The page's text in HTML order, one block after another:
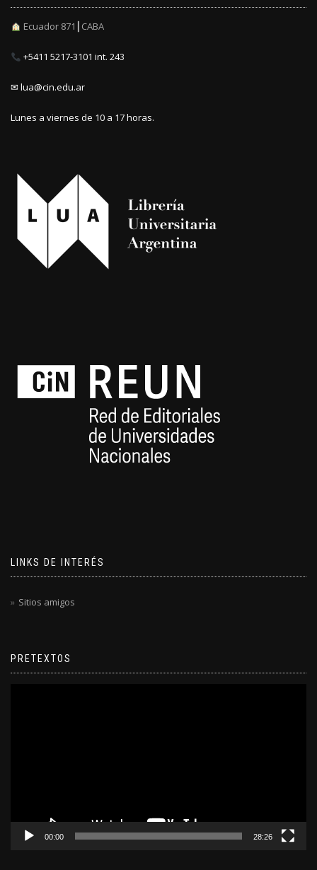
Ecuador 871┃CABA
+5411 5217-3101 int. 243
✉ lua@cin.edu.ar
Lunes a viernes de 10 a 17 horas.
LINKS DE INTERÉS
Sitios amigos
PRETEXTOS
00:00 28:26